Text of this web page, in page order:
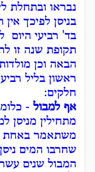
נבראו ובתחלת
בניסן לפיכך
בד' רביעי היום
תקופת שנה זו
הבאה וכן
ראשון בליל
חלקים:
אף למבול -
מתחילין מניסן
משתאמר באחת
שחרבו המים
המבול שנים